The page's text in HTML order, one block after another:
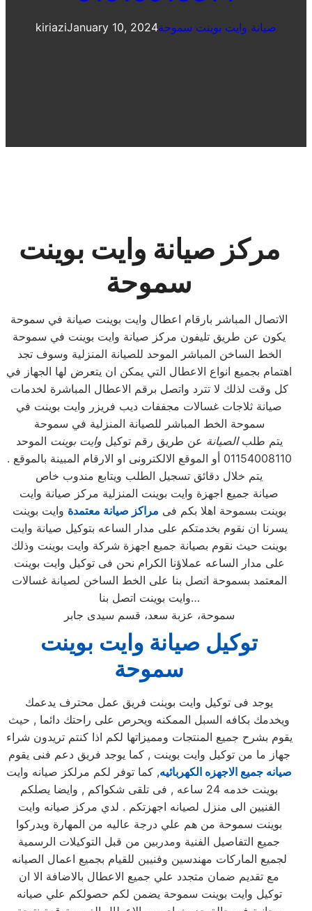
kiriaziJanuary 10, 2024صيانة وايت بوينت سموحة
مركز صيانة وايت بوينت
سموحة
الاتصال المباشر بارقام اعطال وايت بوينت صيانة في سموحة
يكون عن طريق تليفون مركز صيانة وايت بوينت في سموحة
الخط الساخن المباشر الموحد للصيانة المنزلية وسوف تجد
اهتمام بجميع انواع الاعطال التي يمكن ان يتعرض لها الجهاز في
كل وقت لذلك لا تترد واتصل برقم الاعطال المباشرة لخدمات
صيانة ثلاجات غسالات مجففات ديب فريزر وايت بوينت في
سموحة الخط المباشر للصيانة المنزلية في سموحة
يتم طلبالصيانة عن طريق رقم توكيل وايت بوينت الموحد
01154008110 أو الموقع الالكترونى او الارقام المبينة بالموقع .
يتم خلال دقائق تسجيل الطلب ويتابع مندوب خاص
صيانة جميع اجهزة وايت بوينت المنزلية مركز صيانة وايت
بوينت بسموحة اهلا بكم فى مراكز صيانة معتمدة وايت بوينت
يسرنا ان نقوم بخدمتكم على مدار الساعه بتوكيل صيانة وايت
بوينت حيث نقوم بصيانة جميع اجهزة شركة وايت بوينت وذلك
على مدار الساعه عملاؤنا الكرام نحن فى توكيل وايت بوينت
المعتمد بسموحة اتصل بنا على الخط الساخن لصيانة غسالات
وايت بوينت اتصل بنا…
سموحة، عزبة سعد، قسم سيدى جابر
توكيل صيانة وايت بوينت
سموحة
يوجد فى توكيل وايت بوينت فريق عمل محترف يدعمك
ويخدمك بكافه السبل الممكنه ويحرص على راحتك دائما , حيث
يقوم بشرح جميع المنتجات ومميزاتها لكم اذا كنتم تريدون شراء
جهاز ما من توكيل وايت بوينت , كما يوجد فريق دعم فنى يقوم
صيانه جميع الاجهزه الكهربائيه, كما توفر لكم مرلكز صيانه وايت
بوينت خدمه 24 ساعه , فى تلقى شكواكم , وايضا يصلكم
الفنيين الى منزل لصيانه اجهزتكم . لدي مركز صيانه وايت
بوينت سموحة من هم علي درجة عاليه من المهارة ويدركوا
جميع التفاصيل الفنية ومدربين من قبل التوكيلات الرسمية
لجميع الماركات مهندسين وفنيين للقيام بجميع اعمال الصيانه
مع تقديم ضمان متجدد علي جميع الاعطال بالاضافة الا ان
توكيل وايت بوينت سموحة يضمن لكم حصولكم علي صيانه